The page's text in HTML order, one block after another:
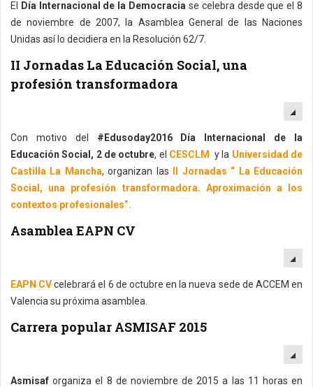
El Día Internacional de la Democracia se celebra desde que el 8
de noviembre de 2007, la Asamblea General de las Naciones
Unidas así lo decidiera en la Resolución 62/7.
II Jornadas La Educación Social, una
profesión transformadora
Con motivo del #Edusoday2016 Día Internacional de la
Educación Social, 2 de octubre, el CESCLM y la Universidad de
Castilla La Mancha, organizan las II Jornadas “ La Educación
Social, una profesión transformadora. Aproximación a los
contextos profesionales”.
Asamblea EAPN CV
EAPN CVcelebrará el 6 de octubre en la nueva sede de ACCEM en
Valencia su próxima asamblea.
Carrera popular ASMISAF 2015
Asmisaf organiza el 8 de noviembre de 2015 a las 11 horas en